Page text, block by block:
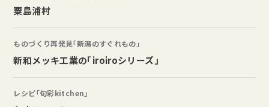
粟島浦村
ものづくり再発見「新潟のすぐれもの」
新和メッキ工業の「iroiroシリーズ」
レシピ「旬彩kitchen」